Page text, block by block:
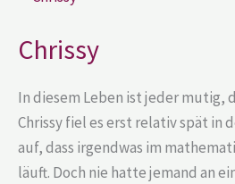
Chrissy
In diesem Leben ist jeder mutig,
Chrissy fiel es erst relativ spät in
auf, dass irgendwas im
läuft. Doch nie hatte jemand an